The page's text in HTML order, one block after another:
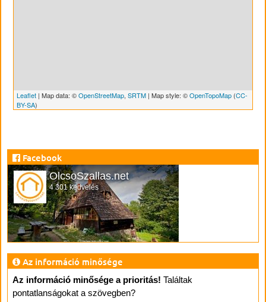
Leaflet | Map data: ©OpenStreetMap, SRTM | Map style: ©OpenTopoMap (CC-
BY-SA)
Facebook
OlcsoSzallas.net
4 301 kedvelés
Az információ minősége
Az információ minősége a prioritás! Találtak
pontatlanságokat a szövegben?